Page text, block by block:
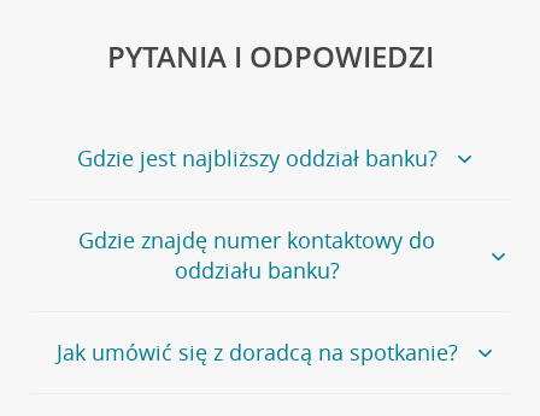
PYTANIA I ODPOWIEDZI
Gdzie jest najbliższy oddział banku?
Jeśli szukasz oddziału naszego banku, zapraszamy na
stronęPlacówki i bankomaty, na której znajduje się
wygodna wyszukiwarka.
oddziałów
Gdzie znajdę numer kontaktowy do
oddziału banku?
Bank Credit Agricole nie udostępnia ogólnego numeru
telefonu do placówki bankowej.
Jak umówić się z doradcą na spotkanie?